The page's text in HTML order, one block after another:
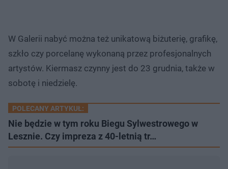
W Galerii nabyć można też unikatową biżuterię, grafikę,
szkło czy porcelanę wykonaną przez profesjonalnych
artystów. Kiermasz czynny jest do 23 grudnia, także w
sobotę i niedzielę.
POLECANY ARTYKUŁ:
Nie będzie w tym roku Biegu Sylwestrowego w
Lesznie. Czy impreza z 40-letnią tr…